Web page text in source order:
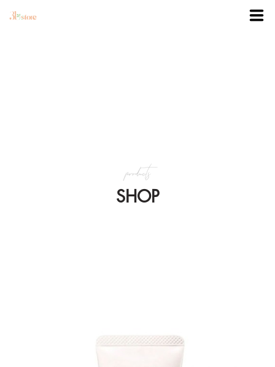
SHOP
products